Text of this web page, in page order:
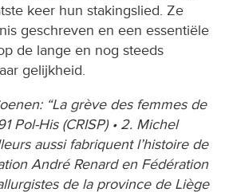
keer hun stakingslied. Ze
geschreven en een essentiële
de lange en nog steeds
gelijkheid.
“La grève des femmes de
Pol-His (CRISP) • 2. Michel
aussi fabriquent l’histoire de
André Renard en Fédération
de la province de Liège